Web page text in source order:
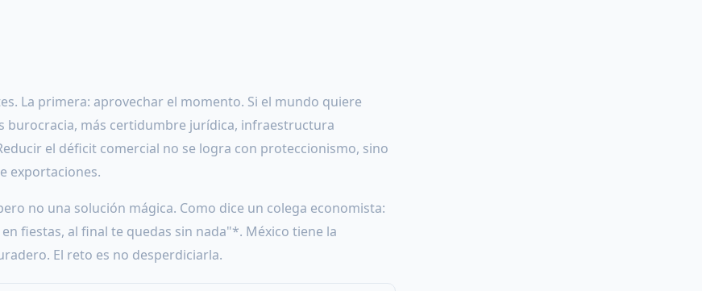
La primera: aprovechar el momento. Si el mundo quiere
más certidumbre jurídica, infraestructura
el déficit comercial no se logra con proteccionismo, sino
exportaciones.
no una solución mágica. Como dice un colega economista:
fiestas, al final te quedas sin nada"*. México tiene la
El reto es no desperdiciarla.